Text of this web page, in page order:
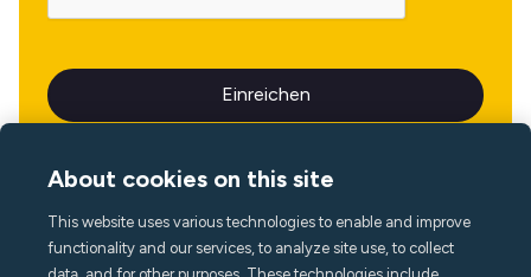
Sprache
About cookies on this site
This website uses various technologies to enable and improve
functionality and our services, to analyze site use, to collect